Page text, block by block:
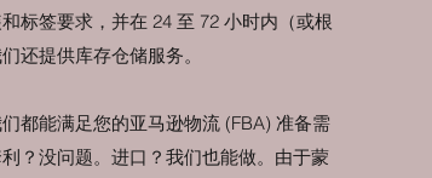
标签要求，并在 24 至 72 小时内（或根
还提供库存仓储服务。
都能满足您的亚马逊物流 (FBA) 准备需
？没问题。进口？我们也能做。由于蒙